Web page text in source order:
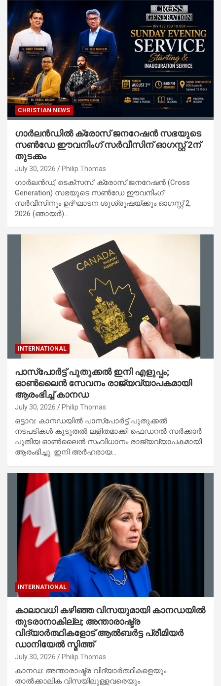
CHRISTIAN NEWS
ഗാർലൻഡിൽ ക്രോസ് ജനറേഷൻ സഭയുടെ
സൺഡേ ഈവനിംഗ് സർവീസിന് ഓഗസ്റ്റ് 2ന്
തുടക്കം
July 30, 2026 Philip Thomas
ഗാർലൻഡ്, ടെക്സസ്: ക്രോസ് ജനറേഷൻ (Cross
Generation) സഭയുടെ സൺഡേ ഈവനിംഗ്
സർവീസിനും ഉദ്ഘാടന ശുശ്രൂഷയ്ക്കും ഓഗസ്റ്റ് 2,
2026 (ഞായർ)…
INTERNATIONAL
പാസ്‌പോർട്ട് പുതുക്കൽ ഇനി എളുപ്പം;
ഓൺലൈൻ സേവനം രാജ്യവ്യാപകമായി
ആരംഭിച്ച് കാനഡ
July 30, 2026 Philip Thomas
ഒട്ടാവ: കാനഡയിൽ പാസ്‌പോർട്ട് പുതുക്കൽ
നടപടികൾ കൂടുതൽ ലളിതമാക്കി ഫെഡറൽ സർക്കാർ
പുതിയ ഓൺലൈൻ സംവിധാനം രാജ്യവ്യാപകമായി
ആരംഭിച്ചു. ഇനി അർഹരായ…
INTERNATIONAL
കാലാവധി കഴിഞ്ഞ വിസയുമായി കാനഡയിൽ
തുടരാനാകില്ല; അന്താരാഷ്ട്ര
വിദ്യാർത്ഥികളോട് ആൽബർട്ട പ്രീമിയർ
ഡാനിയേൽ സ്മിത്ത്
July 30, 2026 Philip Thomas
കാനഡ: അന്താരാഷ്ട്ര വിദ്യാർത്ഥികളെയും
താൽക്കാലിക വിസയിലുള്ളവരെയും